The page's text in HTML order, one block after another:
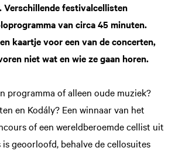
Verschillende festivalcellisten
van circa 45 minuten.
kaartje voor een van de concerten,
niet wat en wie ze gaan horen.
programma of alleen oude muziek?
en Kodály? Een winnaar van het
of een wereldberoemde cellist uit
geoorloofd, behalve de cellosuites
Inzoomen